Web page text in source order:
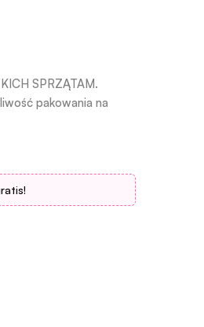
SPRZĄTAM.
pakowania na